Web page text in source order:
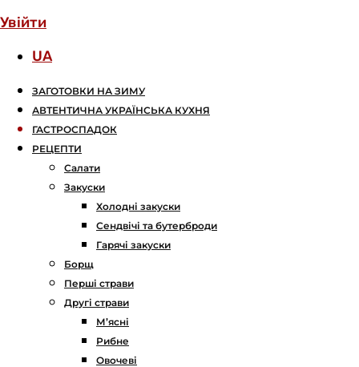
Увійти
UA
ЗАГОТОВКИ НА ЗИМУ
АВТЕНТИЧНА УКРАЇНСЬКА КУХНЯ
ГАСТРОСПАДОК
РЕЦЕПТИ
Салати
Закуски
Холодні закуски
Сендвічі та бутерброди
Гарячі закуски
Борщ
Перші страви
Другі страви
М’ясні
Рибне
Овочеві